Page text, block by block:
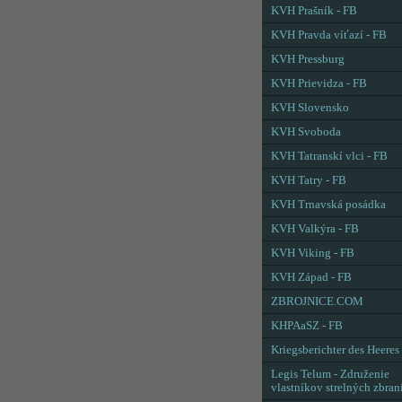
KVH Prašník - FB
KVH Pravda víťazí - FB
KVH Pressburg
KVH Prievidza - FB
KVH Slovensko
KVH Svoboda
KVH Tatranskí vlci - FB
KVH Tatry - FB
KVH Trnavská posádka
KVH Valkýra - FB
KVH Viking - FB
KVH Západ - FB
ZBROJNICE.COM
KHPAaSZ - FB
Kriegsberichter des Heeres
Legis Telum - Združenie
vlastníkov strelných